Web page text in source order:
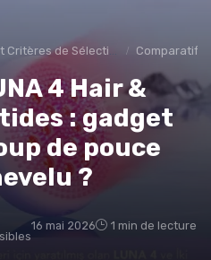
de Sélection Comparatifs
4 Hair &
: gadget
de pouce
?
16 mai 2026 1 min de lecture